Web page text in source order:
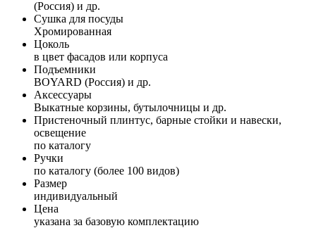
(Россия) и др.
Сушка для посуды
Хромированная
Цоколь
в цвет фасадов или корпуса
Подъемники
BOYARD (Россия) и др.
Аксессуары
Выкатные корзины, бутылочницы и др.
Пристеночный плинтус, барные стойки и навески,
освещение
по каталогу
Ручки
по каталогу (более 100 видов)
Размер
индивидуальный
Цена
указана за базовую комплектацию